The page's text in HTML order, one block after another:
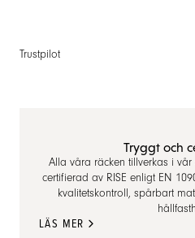
Trustpilot
Tryggt och
Alla våra räcken tillverkas i
certifierad av RISE enligt EN
kvalitetskontroll, spårbart
LÄS MER